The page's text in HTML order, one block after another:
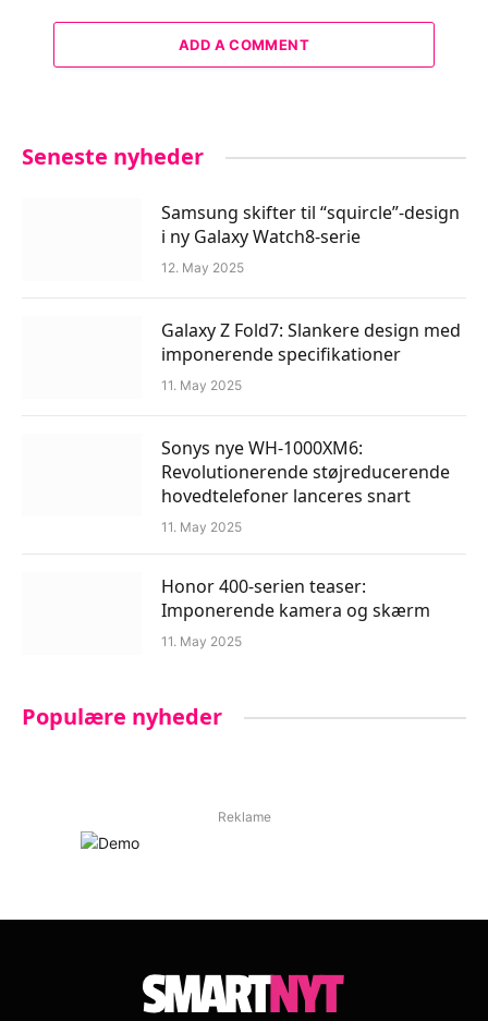
ADD A COMMENT
Seneste nyheder
Samsung skifter til “squircle”-design
i ny Galaxy Watch8-serie
12. May 2025
Galaxy Z Fold7: Slankere design med
imponerende specifikationer
11. May 2025
Sonys nye WH-1000XM6:
Revolutionerende støjreducerende
hovedtelefoner lanceres snart
11. May 2025
Honor 400-serien teaser:
Imponerende kamera og skærm
11. May 2025
Populære nyheder
Reklame